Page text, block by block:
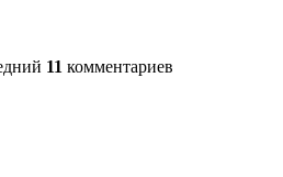
11 комментариев